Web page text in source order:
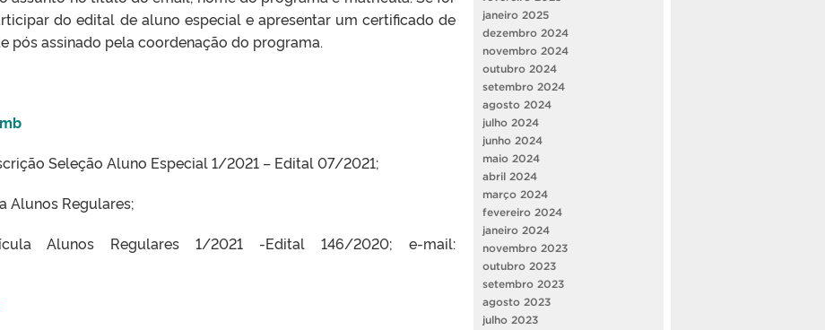
do edital de aluno especial e apresentar um certificado de
pós assinado pela coordenação do programa.
Seleção Aluno Especial 1/2021 – Edital 07/2021;
Regulares;
Alunos Regulares 1/2021 -Edital 146/2020; e-mail:
janeiro 2025
dezembro 2024
novembro 2024
outubro 2024
setembro 2024
agosto 2024
julho 2024
junho 2024
maio 2024
abril 2024
março 2024
fevereiro 2024
janeiro 2024
novembro 2023
outubro 2023
setembro 2023
agosto 2023
julho 2023